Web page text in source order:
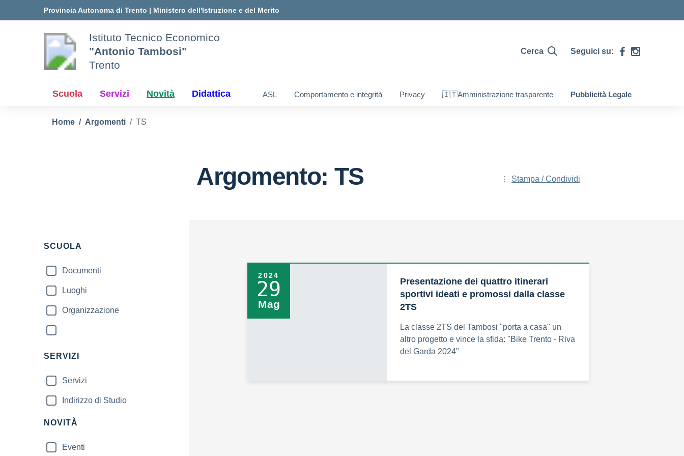
Provincia Autonoma di Trento | Ministero dell'Istruzione e del Merito
Istituto Tecnico Economico
"Antonio Tambosi"
Trento
Cerca Seguici su:
Scuola Servizi Novità Didattica ASL Comportamento e integrità Privacy 🇮🇹Amministrazione trasparente Pubblicità Legale
Home Argomenti TS
Argomento: TS Stampa / Condividi
SCUOLA
Documenti
Luoghi
Organizzazione
SERVIZI
Servizi
Indirizzo di Studio
NOVITÀ
Eventi
2024
29
Mag
Presentazione dei quattro itinerari
sportivi ideati e promossi dalla classe
2TS
La classe 2TS del Tambosi "porta a casa" un
altro progetto e vince la sfida: "Bike Trento - Riva
del Garda 2024"